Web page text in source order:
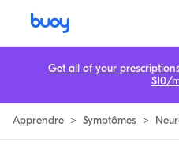
Apprendre > Symptômes >
Get all of your
$10/